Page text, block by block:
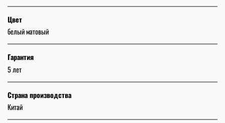
Цвет
белый матовый
Гарантия
5 лет
Страна производства
Китай